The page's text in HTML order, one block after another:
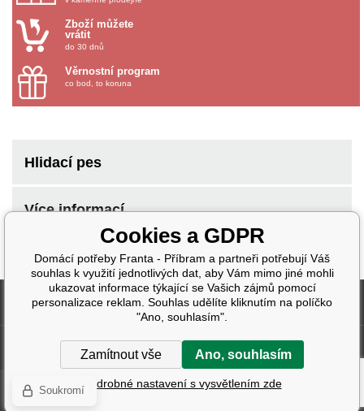
Zboží můžete
vrátit
do 30 dnů
Věrnostní program
co bod, to koruna
Hlidací pes
Více informací
Fakturační údaje
Další informace
Tento eshop dodala firma BINARGON.cz| Design:Smartim.cz
Cookies a GDPR
Domácí potřeby Franta - Příbram a partneři potřebují Váš
souhlas k využití jednotlivých dat, aby Vám mimo jiné mohli
ukazovat informace týkající se Vašich zájmů pomocí
personalizace reklam. Souhlas udělíte kliknutím na políčko
"Ano, souhlasím".
Zamítnout vše Ano, souhlasím
Podrobné nastavení s vysvětlením zde
Soukromí